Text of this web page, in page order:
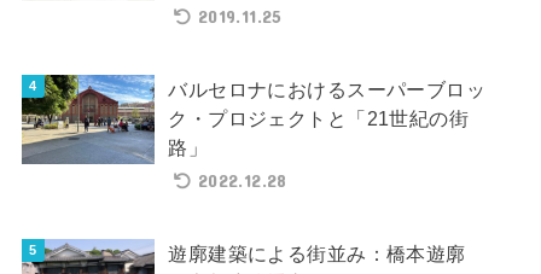
2019.11.25
バルセロナにおけるスーパーブロッ
ク・プロジェクトと「21世紀の街
路」
2022.12.28
遊廓建築による街並み：橋本遊廓